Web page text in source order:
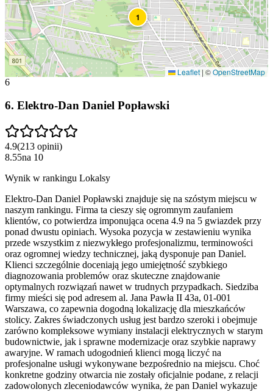
1
Leaflet | ©OpenStreetMap
6
6. Elektro-Dan Daniel Popławski
4.9(213 opinii)
8.55na 10
Wynik w rankingu Lokalsy
Elektro-Dan Daniel Popławski znajduje się na szóstym miejscu w
naszym rankingu. Firma ta cieszy się ogromnym zaufaniem
klientów, co potwierdza imponująca ocena 4.9 na 5 gwiazdek przy
ponad dwustu opiniach. Wysoka pozycja w zestawieniu wynika
przede wszystkim z niezwykłego profesjonalizmu, terminowości
oraz ogromnej wiedzy technicznej, jaką dysponuje pan Daniel.
Klienci szczególnie doceniają jego umiejętność szybkiego
diagnozowania problemów oraz skuteczne znajdowanie
optymalnych rozwiązań nawet w trudnych przypadkach. Siedziba
firmy mieści się pod adresem al. Jana Pawła II 43a, 01-001
Warszawa, co zapewnia dogodną lokalizację dla mieszkańców
stolicy. Zakres świadczonych usług jest bardzo szeroki i obejmuje
zarówno kompleksowe wymiany instalacji elektrycznych w starym
budownictwie, jak i sprawne modernizacje oraz szybkie naprawy
awaryjne. W ramach udogodnień klienci mogą liczyć na
profesjonalne usługi wykonywane bezpośrednio na miejscu. Choć
konkretne godziny otwarcia nie zostały oficjalnie podane, z relacji
zadowolonych zleceniodawców wynika, że pan Daniel wykazuje